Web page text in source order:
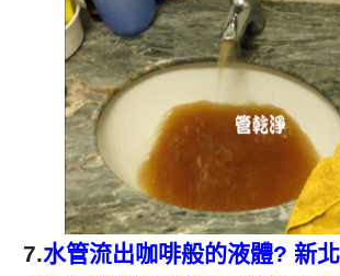
下圖及影片，一個小時後， 熱水量
生不用洗戰鬥澡了!! 如是自來水，如
生鐵鏽跟泥沙堆積，洗出來的水就會
水含有氧化錳，管壁上會結成黑色管
會跟石油一樣黑...
7.水管流出咖啡般的液體? 新